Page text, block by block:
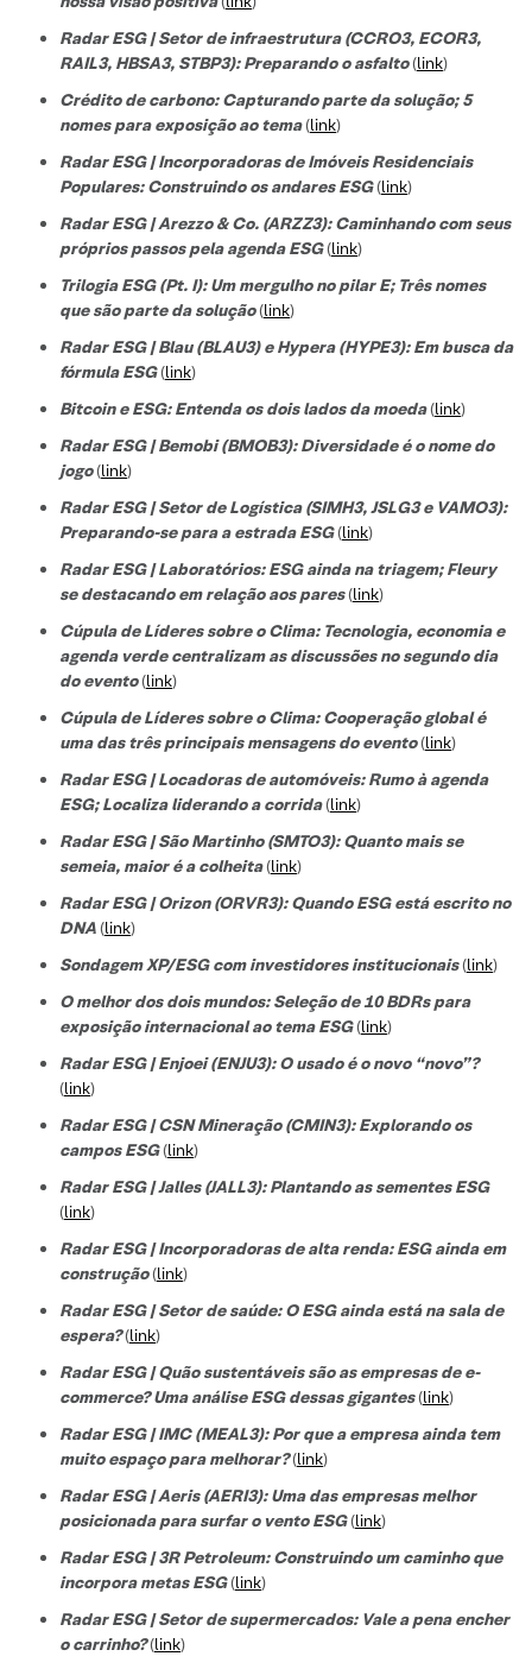
Radar ESG | Setor de infraestrutura (CCRO3, ECOR3,
RAIL3, HBSA3, STBP3): Preparando o asfalto(link)
Crédito de carbono: Capturando parte da solução; 5
nomes para exposição ao tema(link)
Radar ESG | Incorporadoras de Imóveis Residenciais
Populares: Construindo os andares ESG(link)
Radar ESG | Arezzo & Co. (ARZZ3): Caminhando com seus
próprios passos pela agenda ESG(link)
Trilogia ESG (Pt. I): Um mergulho no pilar E; Três nomes
que são parte da solução(link)
Radar ESG | Blau (BLAU3) e Hypera (HYPE3): Em busca da
fórmula ESG(link)
Bitcoin e ESG: Entenda os dois lados da moeda(link)
Radar ESG | Bemobi (BMOB3): Diversidade é o nome do
jogo(link)
Radar ESG | Setor de Logística (SIMH3, JSLG3 e VAMO3):
Preparando-se para a estrada ESG(link)
Radar ESG | Laboratórios: ESG ainda na triagem; Fleury
se destacando em relação aos pares(link)
Cúpula de Líderes sobre o Clima: Tecnologia, economia e
agenda verde centralizam as discussões no segundo dia
do evento(link)
Cúpula de Líderes sobre o Clima: Cooperação global é
uma das três principais mensagens do evento(link)
Radar ESG | Locadoras de automóveis: Rumo à agenda
ESG; Localiza liderando a corrida(link)
Radar ESG | São Martinho (SMTO3): Quanto mais se
semeia, maior é a colheita(link)
Radar ESG | Orizon (ORVR3): Quando ESG está escrito no
DNA(link)
Sondagem XP/ESG com investidores institucionais(link)
O melhor dos dois mundos: Seleção de 10 BDRs para
exposição internacional ao tema ESG(link)
Radar ESG | Enjoei (ENJU3): O usado é o novo “novo”?
(link)
Radar ESG | CSN Mineração (CMIN3): Explorando os
campos ESG(link)
Radar ESG | Jalles (JALL3): Plantando as sementes ESG
(link)
Radar ESG | Incorporadoras de alta renda: ESG ainda em
construção(link)
Radar ESG | Setor de saúde: O ESG ainda está na sala de
espera?(link)
Radar ESG | Quão sustentáveis são as empresas de e-
commerce? Uma análise ESG dessas gigantes(link)
Radar ESG | IMC (MEAL3): Por que a empresa ainda tem
muito espaço para melhorar?(link)
Radar ESG | Aeris (AERI3): Uma das empresas melhor
posicionada para surfar o vento ESG(link)
Radar ESG | 3R Petroleum: Construindo um caminho que
incorpora metas ESG(link)
Radar ESG | Setor de supermercados: Vale a pena encher
o carrinho?(link)